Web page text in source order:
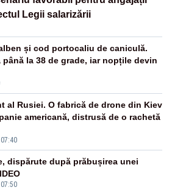
Legii salarizării
și cod portocaliu de caniculă.
până la 38 de grade, iar nopțile devin
al Rusiei. O fabrică de drone din Kiev
americană, distrusă de o rachetă
dispărute după prăbușirea unei